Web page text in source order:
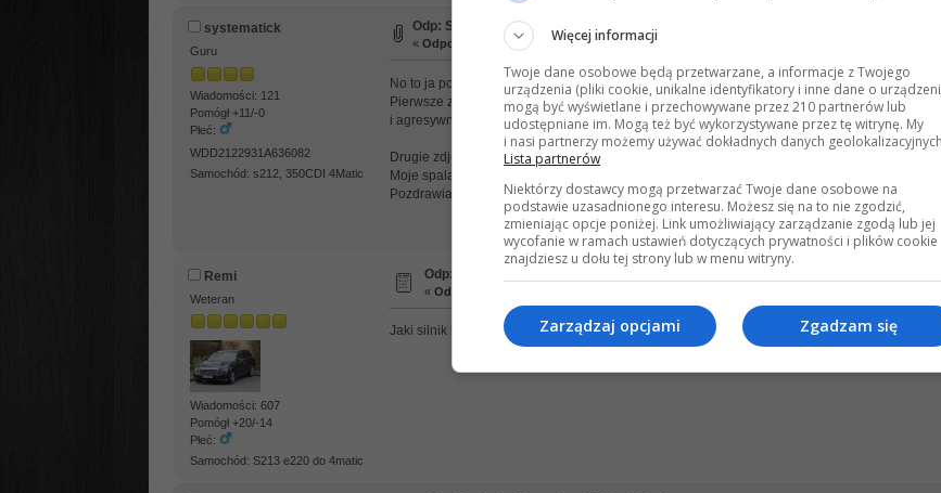
systematick
Guru
Wiadomości: 121
Pomógł +11/-0
Płeć:
WDD2122931A636082
Samochód: s212, 350CDI 4Matic
Odp: Spalanie, Mercedes W212... jakie?
« Odpowiedź #84 dnia: 26 Lipca 2020, 21:36 39s »
No to ja podzielę się swoim spalaniem choć poprzedni wpis trochę zniechęca.
Pierwsze zdjęcie trasa Holandia – Polska gdzie się dało to 180km/h reszta zgodnie z
i agresywne wyprzedzanie i depa kiedy trzeba.
Drugie zdjęcie to jazda spokojna bez autostrad max 90km/h.
Moje spalanie potwierdzam, zgadza się z tym co zatankowałem na stacji benzynowej.
Pozdrawiam
Remi
Weteran
Wiadomości: 607
Pomógł +20/-14
Płeć:
Samochód: S213 e220 do 4matic
Odp: Spalanie, Mercedes W212... jakie?
« Odpowiedź #85 dnia:
Jaki silnik i skrzynia?
Więcej informacji
Twoje dane osobowe będą przetwarzane, a informacje z Twojego
urządzenia (pliki cookie, unikalne identyfikatory i inne dane o
mogą być wyświetlane i przechowywane przez 210 partnerów lub
udostępniane im. Mogą też być wykorzystywane przez tę witrynę. My
i nasi partnerzy możemy używać dokładnych danych
Lista partnerów
Niektórzy dostawcy mogą przetwarzać Twoje dane osobowe na
podstawie uzasadnionego interesu. Możesz się na to nie zgodzić,
zmieniając opcje poniżej. Link umożliwiający zarządzanie zgodą lub jej
wycofanie w ramach ustawień dotyczących prywatności i plików cookie
znajdziesz u dołu tej strony lub w menu witryny.
Zgadzam się
Zarządzaj opcjami